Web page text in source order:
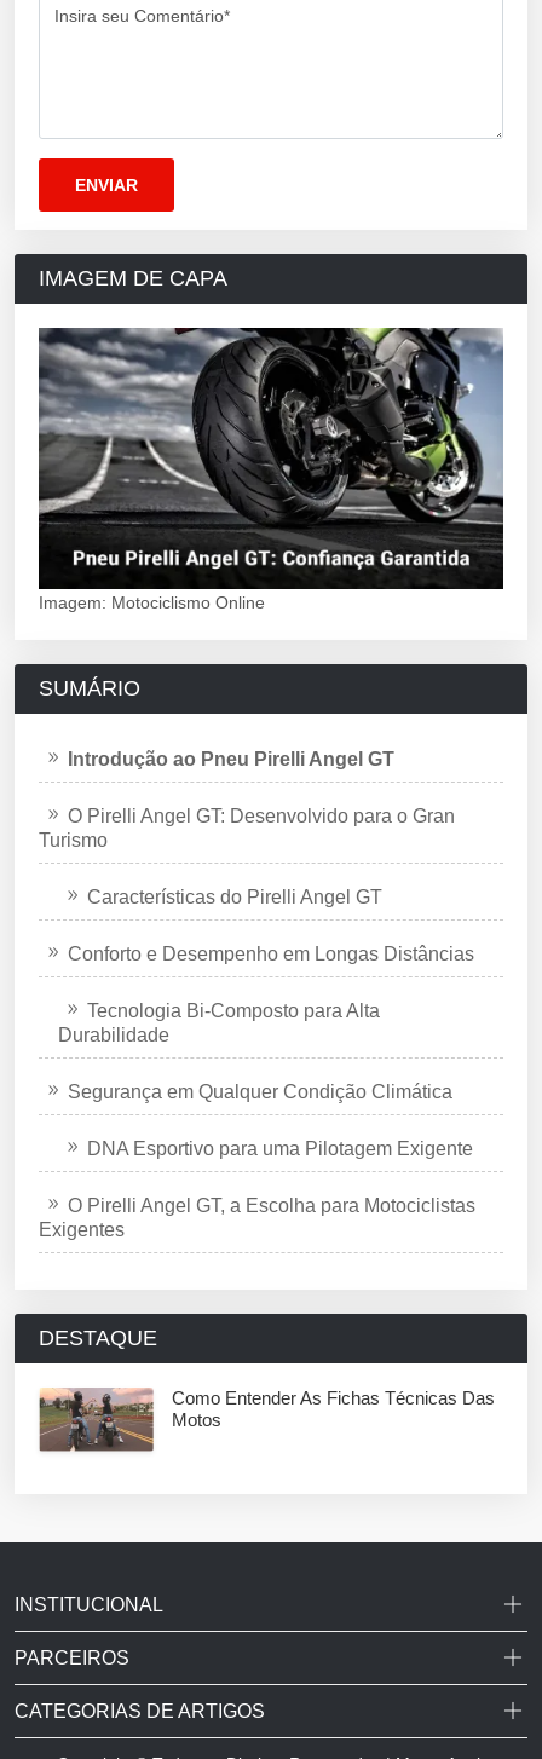
Insira seu Comentário*
IMAGEM DE CAPA
Imagem: Motociclismo Online
SUMÁRIO
Introdução ao Pneu Pirelli Angel GT
O Pirelli Angel GT: Desenvolvido para o Gran
Turismo
Características do Pirelli Angel GT
Conforto e Desempenho em Longas Distâncias
Tecnologia Bi-Composto para Alta
Durabilidade
Segurança em Qualquer Condição Climática
DNA Esportivo para uma Pilotagem Exigente
O Pirelli Angel GT, a Escolha para Motociclistas
Exigentes
DESTAQUE
Como Entender As Fichas Técnicas Das
Motos
INSTITUCIONAL
PARCEIROS
CATEGORIAS DE ARTIGOS